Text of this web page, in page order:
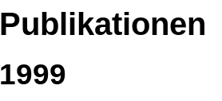
Publikationen
1999